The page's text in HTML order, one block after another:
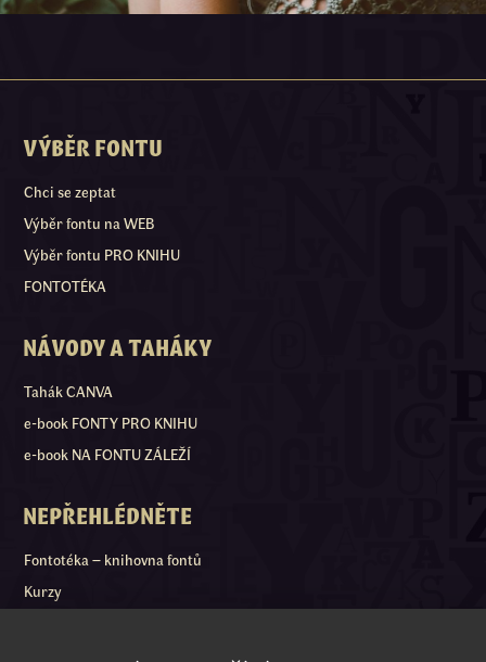
VÝBĚR FONTU
Chci se zeptat
Výběr fontu na WEB
Výběr fontu PRO KNIHU
FONTOTÉKA
NÁVODY A TAHÁKY
Tahák CANVA
e-book FONTY PRO KNIHU
e-book NA FONTU ZÁLEŽÍ
NEPŘEHLÉDNĚTE
Fontotéka – knihovna fontů
Kurzy